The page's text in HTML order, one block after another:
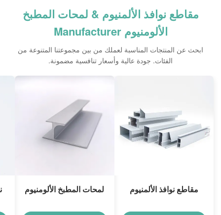
مقاطع نوافذ الألمنيوم & لمحات المطبخ
الألومنيوم Manufacturer
ابحث عن المنتجات المناسبة لعملك من بين مجموعتنا المتنوعة من
الفئات. جودة عالية وأسعار تنافسية مضمونة.
مقاطع نوافذ الألمنيوم لمحات المطبخ الألومنيوم